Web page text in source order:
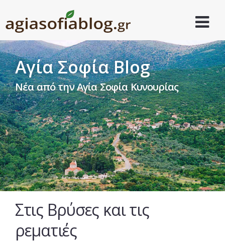
Αγία Σοφία Blog
Νέα από την Αγία Σοφία Κυνουρίας
Στις Βρύσες και τις
ρεματιές